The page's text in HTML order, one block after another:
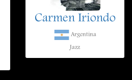
Carmen Iriondo
Argentina
Jazz